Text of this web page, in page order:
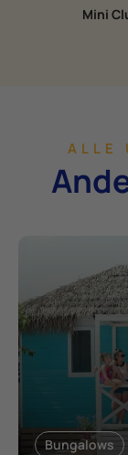
Mini
ALLE
Bungalows